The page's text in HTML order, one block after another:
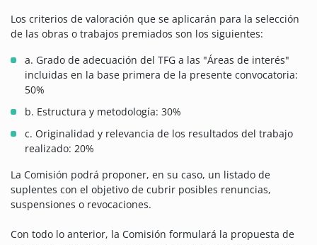
Los criterios de valoración que se aplicarán para la selección
de las obras o trabajos premiados son los siguientes:
a. Grado de adecuación del TFG a las "Áreas de interés"
incluidas en la base primera de la presente convocatoria:
50%
b. Estructura y metodología: 30%
c. Originalidad y relevancia de los resultados del trabajo
realizado: 20%
La Comisión podrá proponer, en su caso, un listado de
suplentes con el objetivo de cubrir posibles renuncias,
suspensiones o revocaciones.
Con todo lo anterior, la Comisión formulará la propuesta de